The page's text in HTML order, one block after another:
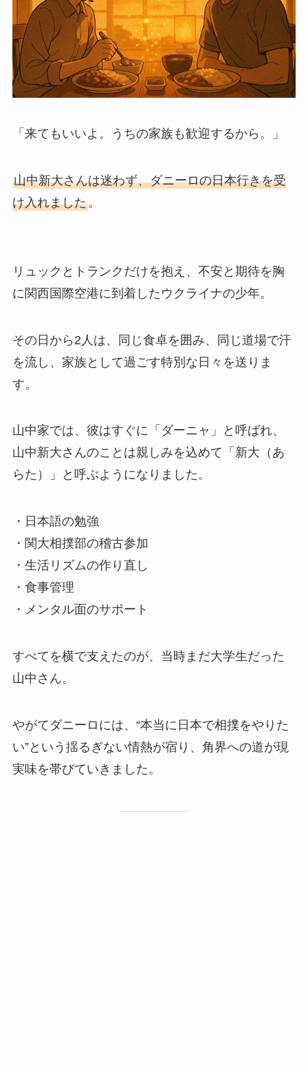
「来てもいいよ。うちの家族も歓迎するから。」
山中新大さんは迷わず、ダニーロの日本行きを受
け入れました。
リュックとトランクだけを抱え、不安と期待を胸
に関西国際空港に到着したウクライナの少年。
その日から2人は、同じ食卓を囲み、同じ道場で汗
を流し、家族として過ごす特別な日々を送りま
す。
山中家では、彼はすぐに「ダーニャ」と呼ばれ、
山中新大さんのことは親しみを込めて「新大（あ
らた）」と呼ぶようになりました。
・日本語の勉強
・関大相撲部の稽古参加
・生活リズムの作り直し
・食事管理
・メンタル面のサポート
すべてを横で支えたのが、当時まだ大学生だった
山中さん。
やがてダニーロには、“本当に日本で相撲をやりた
い”という揺るぎない情熱が宿り、角界への道が現
実味を帯びていきました。